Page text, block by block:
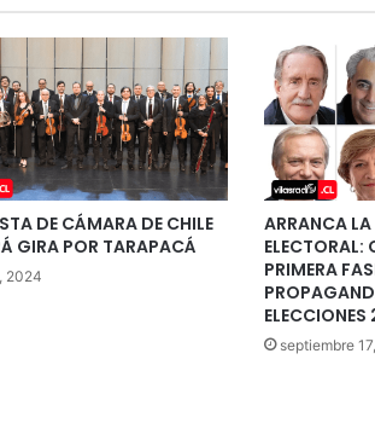
DE CÁMARA DE CHILE
GIRA POR TARAPACÁ
2024
ARRANCA LA
ELECTORAL:
PRIMERA
septiembre